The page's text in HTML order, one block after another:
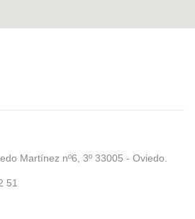
Martínez nº6, 3º 33005 - Oviedo.
51